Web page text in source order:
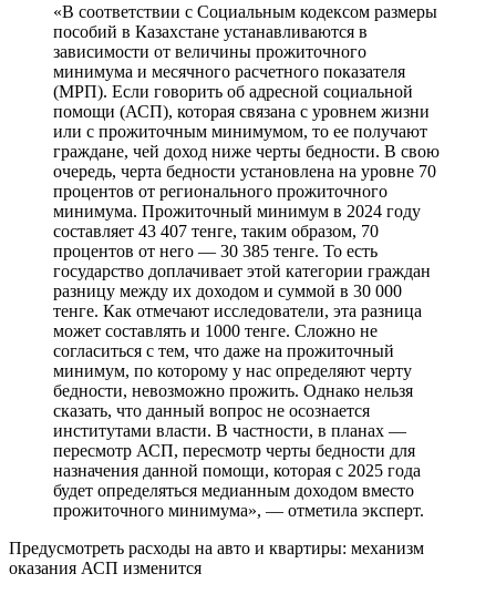
«В соответствии с Социальным кодексом размеры
пособий в Казахстане устанавливаются в
зависимости от величины прожиточного
минимума и месячного расчетного показателя
(МРП). Если говорить об адресной социальной
помощи (АСП), которая связана с уровнем жизни
или с прожиточным минимумом, то ее получают
граждане, чей доход ниже черты бедности. В свою
очередь, черта бедности установлена на уровне 70
процентов от регионального прожиточного
минимума. Прожиточный минимум в 2024 году
составляет 43 407 тенге, таким образом, 70
процентов от него — 30 385 тенге. То есть
государство доплачивает этой категории граждан
разницу между их доходом и суммой в 30 000
тенге. Как отмечают исследователи, эта разница
может составлять и 1000 тенге. Сложно не
согласиться с тем, что даже на прожиточный
минимум, по которому у нас определяют черту
бедности, невозможно прожить. Однако нельзя
сказать, что данный вопрос не осознается
институтами власти. В частности, в планах —
пересмотр АСП, пересмотр черты бедности для
назначения данной помощи, которая с 2025 года
будет определяться медианным доходом вместо
прожиточного минимума», — отметила эксперт.
Предусмотреть расходы на авто и квартиры: механизм
оказания АСП изменится